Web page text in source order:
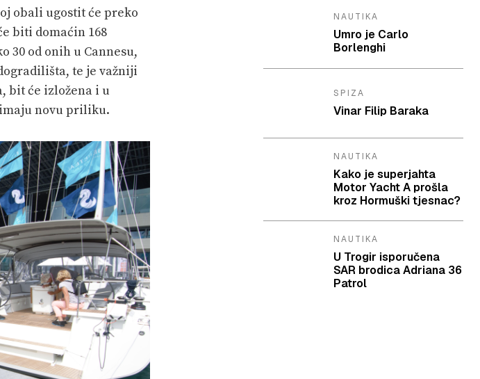
obali ugostit će preko
biti domaćin 168
30 od onih u Cannesu,
te je važniji
bit će izložena i u
novu priliku.
NAUTIKA
Umro je Carlo
Borlenghi
SPIZA
Vinar Filip Baraka
NAUTIKA
Kako je superjahta
Motor Yacht A prošla
kroz Hormuški tjesnac?
NAUTIKA
U Trogir isporučena
SAR brodica Adriana 36
Patrol